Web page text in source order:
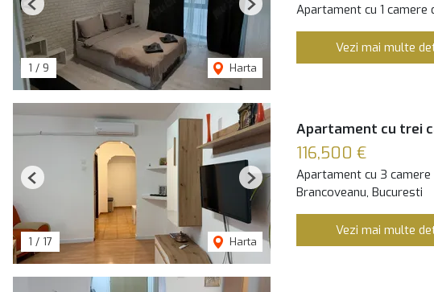
1 / 9 Harta
Previous Next Apartament cu 1 camere
Vezi mai multe
1 / 17 Harta
Previous Next
Apartament cu trei
116,500 €
Apartament cu 3 camere
Brancoveanu, Bucuresti
Vezi mai multe